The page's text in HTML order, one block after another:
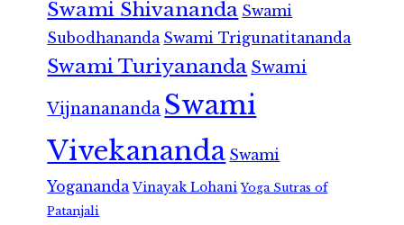
Swami Shivananda Swami
Subodhananda Swami Trigunatitananda
Swami Turiyananda Swami
Vijnanananda Swami
Vivekananda Swami
Yogananda Vinayak Lohani Yoga Sutras of
Patanjali